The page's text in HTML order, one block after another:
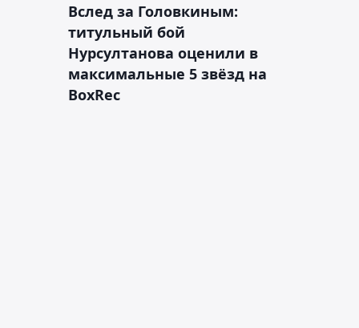
Вслед за Головкиным:
титульный бой
Нурсултанова оценили в
максимальные 5 звёзд на
BoxRec